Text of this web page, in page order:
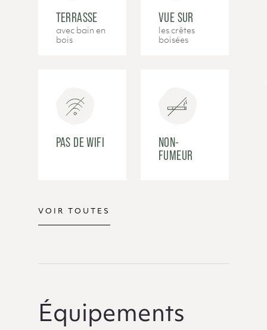
TERRASSE
avec bain en
bois
VUE SUR
les crêtes
boisées
PAS DE WIFI
NON-
FUMEUR
VOIR TOUTES
Équipements